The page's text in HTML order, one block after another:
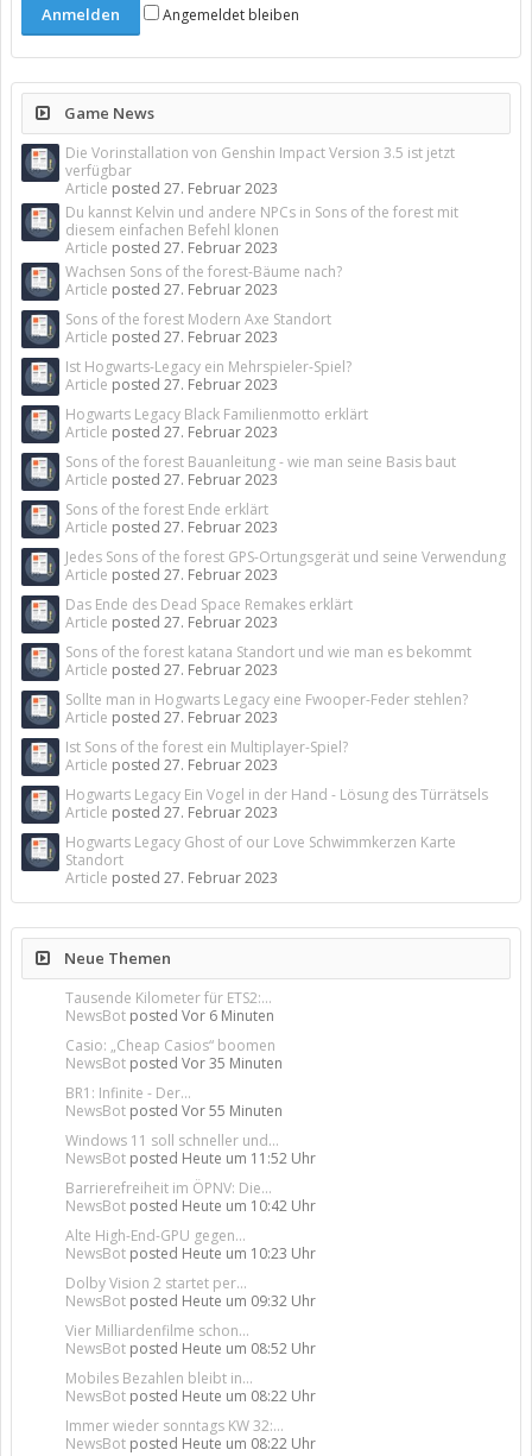
Angemeldet bleiben
Game News
Die Vorinstallation von Genshin Impact Version 3.5 ist jetzt
verfügbar
Article posted 27. Februar 2023
Du kannst Kelvin und andere NPCs in Sons of the forest mit
diesem einfachen Befehl klonen
Article posted 27. Februar 2023
Wachsen Sons of the forest-Bäume nach?
Article posted 27. Februar 2023
Sons of the forest Modern Axe Standort
Article posted 27. Februar 2023
Ist Hogwarts-Legacy ein Mehrspieler-Spiel?
Article posted 27. Februar 2023
Hogwarts Legacy Black Familienmotto erklärt
Article posted 27. Februar 2023
Sons of the forest Bauanleitung - wie man seine Basis baut
Article posted 27. Februar 2023
Sons of the forest Ende erklärt
Article posted 27. Februar 2023
Jedes Sons of the forest GPS-Ortungsgerät und seine Verwendung
Article posted 27. Februar 2023
Das Ende des Dead Space Remakes erklärt
Article posted 27. Februar 2023
Sons of the forest katana Standort und wie man es bekommt
Article posted 27. Februar 2023
Sollte man in Hogwarts Legacy eine Fwooper-Feder stehlen?
Article posted 27. Februar 2023
Ist Sons of the forest ein Multiplayer-Spiel?
Article posted 27. Februar 2023
Hogwarts Legacy Ein Vogel in der Hand - Lösung des Türrätsels
Article posted 27. Februar 2023
Hogwarts Legacy Ghost of our Love Schwimmkerzen Karte
Standort
Article posted 27. Februar 2023
Neue Themen
Tausende Kilometer für ETS2:...
NewsBot posted Vor 6 Minuten
Casio: „Cheap Casios“ boomen
NewsBot posted Vor 35 Minuten
BR1: Infinite - Der...
NewsBot posted Vor 55 Minuten
Windows 11 soll schneller und...
NewsBot posted Heute um 11:52 Uhr
Barrierefreiheit im ÖPNV: Die...
NewsBot posted Heute um 10:42 Uhr
Alte High-End-GPU gegen...
NewsBot posted Heute um 10:23 Uhr
Dolby Vision 2 startet per...
NewsBot posted Heute um 09:32 Uhr
Vier Milliardenfilme schon...
NewsBot posted Heute um 08:52 Uhr
Mobiles Bezahlen bleibt in...
NewsBot posted Heute um 08:22 Uhr
Immer wieder sonntags KW 32:...
NewsBot posted Heute um 08:22 Uhr